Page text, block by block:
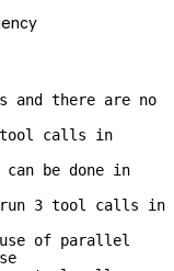
there are no
tool calls in
can be done in
run 3 tool calls in
use of parallel